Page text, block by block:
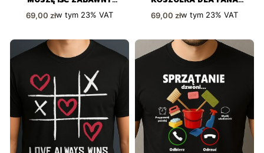
Cena brutto
69,00 złw tym 23%VAT TWORZENIA
Cena brutto
69,00 złw tym 23% VAT